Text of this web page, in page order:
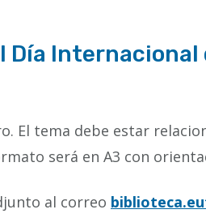
Día Internacional
El tema debe estar
será en A3 con
al correo